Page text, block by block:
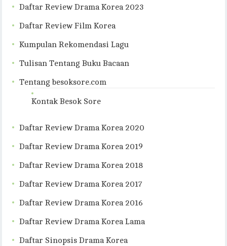
Daftar Review Drama Korea 2023
Daftar Review Film Korea
Kumpulan Rekomendasi Lagu
Tulisan Tentang Buku Bacaan
Tentang besoksore.com
Kontak Besok Sore
Daftar Review Drama Korea 2020
Daftar Review Drama Korea 2019
Daftar Review Drama Korea 2018
Daftar Review Drama Korea 2017
Daftar Review Drama Korea 2016
Daftar Review Drama Korea Lama
Daftar Sinopsis Drama Korea